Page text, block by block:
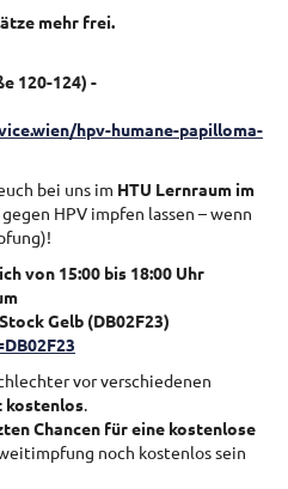
mehr frei.
120-124) -
hpv-humane-papilloma-
bei uns im HTU Lernraum im
HPV impfen lassen – wenn
von 15:00 bis 18:00 Uhr
Gelb (DB02F23)
vor verschiedenen
kostenlos.
Chancen für eine kostenlose
noch kostenlos sein